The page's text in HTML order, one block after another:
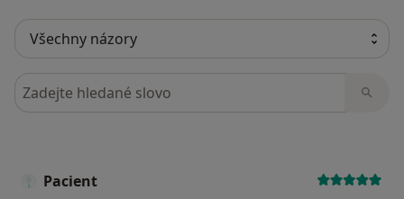
Hledejte v názorech
Pacient